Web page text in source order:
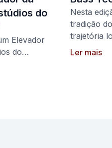
do
Elevador
do…
Nesta
tradição
trajetória
Ler mais